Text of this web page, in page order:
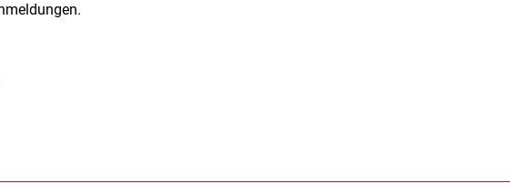
teilen (externer Link, öffnet neues Fenster)
Facebook teilen (externer Link, öffnet neues Fenster)